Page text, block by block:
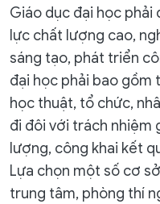
Giáo dục đại học
lực chất lượng cao,
sáng tạo, phát triển
đại học phải bao gồm
học thuật, tổ chức,
đi đôi với trách nhiệm
lượng, công khai kết
Lựa chọn một số cơ
trung tâm, phòng thí